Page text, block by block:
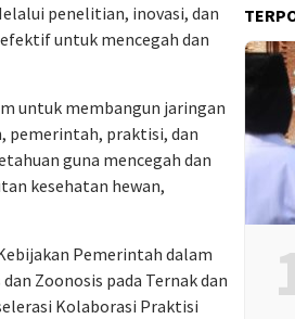
penelitian, inovasi, dan
untuk mencegah dan
untuk membangun jaringan
pemerintah, praktisi, dan
guna mencegah dan
kesehatan hewan,
Pemerintah dalam
Zoonosis pada Ternak dan
Kolaborasi Praktisi